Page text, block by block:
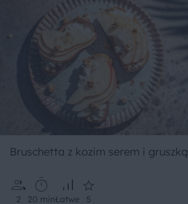
Bruschetta z kozim serem i gruszką
2 20 minŁatwe 5